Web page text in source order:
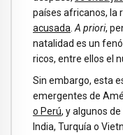
países africanos, la
acusada.A priori,
natalidad es un
ricos, entre ellos el
Sin embargo, esta
emergentes de
o Perú, y algunos
India, Turquía o